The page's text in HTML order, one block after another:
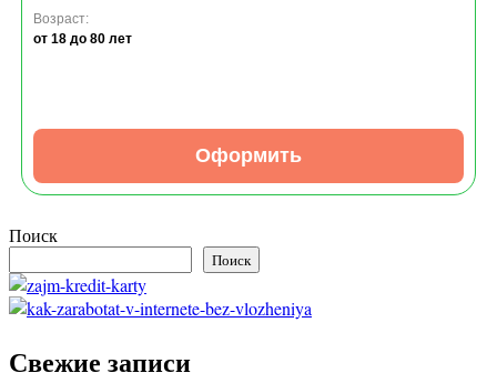
Возраст:
от 18 до 80 лет
Оформить
Поиск
Поиск
Свежие записи